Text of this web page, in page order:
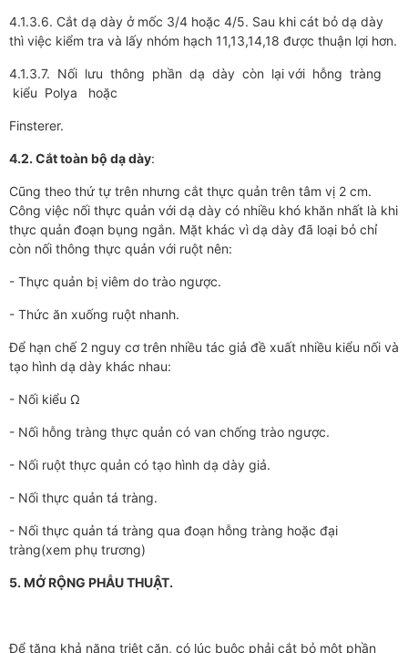
4.1.3.6. Cắt dạ dày ở mốc 3/4 hoặc 4/5. Sau khi cát bỏ dạ dày
thì việc kiểm tra và lấy nhóm hạch 11,13,14,18 được thuận lợi hơn.
4.1.3.7. Nối lưu thông phần dạ dày còn lại với hỗng tràng
kiểu Polya hoặc
Finsterer.
4.2. Cắt toàn bộ dạ dày:
Cũng theo thứ tự trên nhưng cắt thực quản trên tâm vị 2 cm.
Công việc nối thực quản với dạ dày có nhiều khó khăn nhất là khi
thực quản đoạn bụng ngắn. Mặt khác vì dạ dày đã loại bỏ chỉ
còn nối thông thực quản với ruột nên:
- Thực quản bị viêm do trào ngược.
- Thức ăn xuống ruột nhanh.
Để hạn chế 2 nguy cơ trên nhiều tác giả đề xuất nhiều kiểu nối và
tạo hình dạ dày khác nhau:
- Nối kiểu Ω
- Nối hỗng tràng thực quản có van chống trào ngược.
- Nối ruột thực quản có tạo hình dạ dày giả.
- Nối thực quản tá tràng.
- Nối thực quản tá tràng qua đoạn hỗng tràng hoặc đại
tràng(xem phụ trương)
5. MỞ RỘNG PHẪU THUẬT.
Để tăng khả năng triệt căn, có lúc buộc phải cắt bỏ một phần